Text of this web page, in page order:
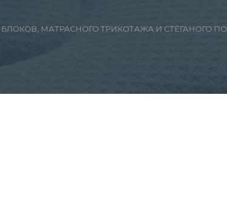
МАТРАСНОГО ТРИКОТАЖА И СТЁГАНОГО